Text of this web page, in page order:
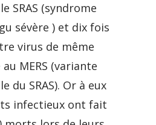
SRAS (syndrome
sévère ) et dix fois
virus de même
MERS (variante
du SRAS). Or à eux
infectieux ont fait